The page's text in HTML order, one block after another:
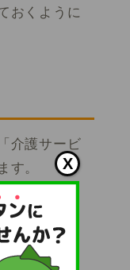
おくように
介護サービ
す。
生活住居）
。
ムの場合、
X